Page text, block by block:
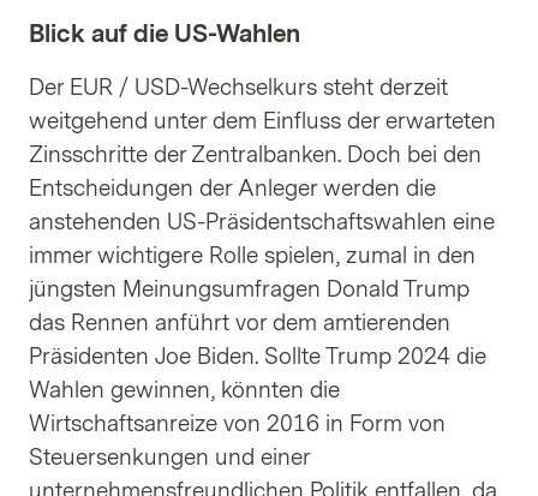
Blick auf die US-Wahlen
Der EUR / USD-Wechselkurs steht derzeit
weitgehend unter dem Einfluss der erwarteten
Zinsschritte der Zentralbanken. Doch bei den
Entscheidungen der Anleger werden die
anstehenden US-Präsidentschaftswahlen eine
immer wichtigere Rolle spielen, zumal in den
jüngsten Meinungsumfragen Donald Trump
das Rennen anführt vor dem amtierenden
Präsidenten Joe Biden. Sollte Trump 2024 die
Wahlen gewinnen, könnten die
Wirtschaftsanreize von 2016 in Form von
Steuersenkungen und einer
unternehmensfreundlichen Politik entfallen, da